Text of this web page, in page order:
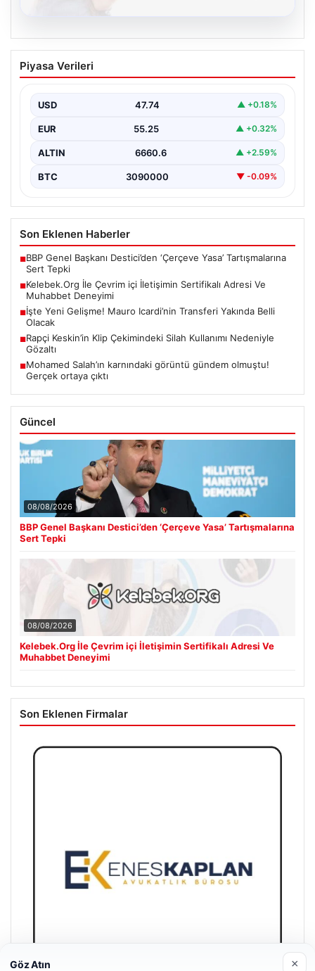
Kelebek.Org İle Çevrim içi İletişimin
Sertifikalı Adresi Ve Muhabbet
Sanal ortamında insanların kaliteli bir biçimde bağlantı
birçok…
Piyasa Verileri
USD 47.74 ▲ +0.18%
EUR 55.25 ▲ +0.32%
ALTIN 6660.6 ▲ +2.59%
BTC 3090000 ▼ -0.09%
Son Eklenen Haberler
■BBP Genel Başkanı Destici’den ‘Çerçeve Yasa’ Tartışmalarına
Sert Tepki
■Kelebek.Org İle Çevrim içi İletişimin Sertifikalı Adresi Ve
Muhabbet Deneyimi
■İşte Yeni Gelişme! Mauro Icardi’nin Transferi Yakında Belli
Olacak
■Rapçi Keskin’in Klip Çekimindeki Silah Kullanımı Nedeniyle
Gözaltı
■Mohamed Salah’ın karnındaki görüntü gündem olmuştu!
Gerçek ortaya çıktı
Güncel
08/08/2026
BBP Genel Başkanı Destici’den ‘Çerçeve Yasa’ Tartışmalarına
Sert Tepki
08/08/2026
Kelebek.Org İle Çevrim içi İletişimin Sertifikalı Adresi Ve
Muhabbet Deneyimi
Son Eklenen Firmalar
Göz Atın ×